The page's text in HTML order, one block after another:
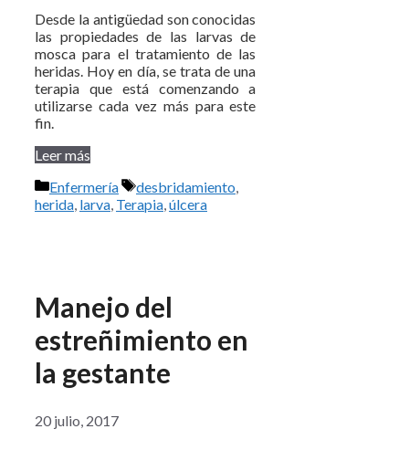
Desde la antigüedad son conocidas
las propiedades de las larvas de
mosca para el tratamiento de las
heridas. Hoy en día, se trata de una
terapia que está comenzando a
utilizarse cada vez más para este
fin.
Leer más
Categorías
Enfermería Etiquetas
desbridamiento,
herida, larva, Terapia,úlcera
Manejo del
estreñimiento en
la gestante
20 julio, 2017